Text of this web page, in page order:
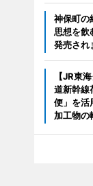
神保町の
思想を飲
発売され
【JR東
道新幹線
便」を活
加工物の